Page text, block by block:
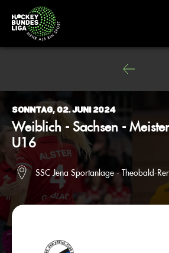
Sonntag, 02. Juni 2024
Weiblich - Sachsen -
U16
SSC Jena Sportanlage - Theobald-